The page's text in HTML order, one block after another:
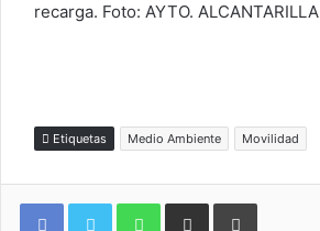
recarga. Foto: AYTO. ALCANTARILLA
Etiquetas Medio Ambiente Movilidad
WhatsAppCompartir por correo electrónicoImprimir